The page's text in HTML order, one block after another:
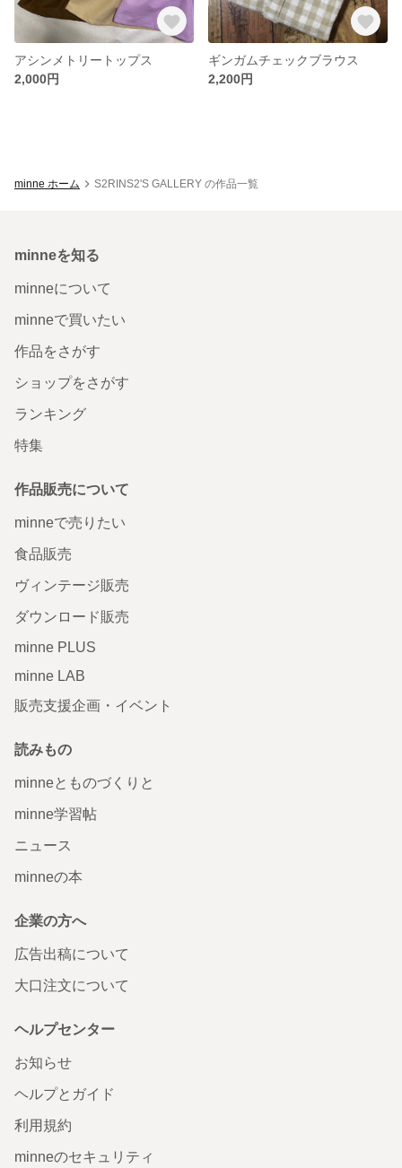
アシンメトリートップス
2,000円
ギンガムチェックブラウス
2,200円
minne ホーム S2RINS2'S GALLERY の作品一覧
minneを知る
minneについて
minneで買いたい
作品をさがす
ショップをさがす
ランキング
特集
作品販売について
minneで売りたい
食品販売
ヴィンテージ販売
ダウンロード販売
minne PLUS
minne LAB
販売支援企画・イベント
読みもの
minneとものづくりと
minne学習帖
ニュース
minneの本
企業の方へ
広告出稿について
大口注文について
ヘルプセンター
お知らせ
ヘルプとガイド
利用規約
minneのセキュリティ